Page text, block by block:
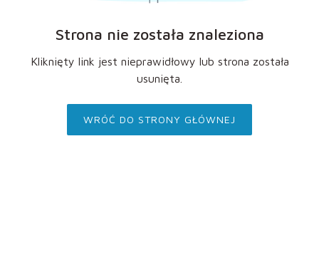
Strona nie została znaleziona
Kliknięty link jest nieprawidłowy lub strona została
usunięta.
WRÓĆ DO STRONY GŁÓWNEJ